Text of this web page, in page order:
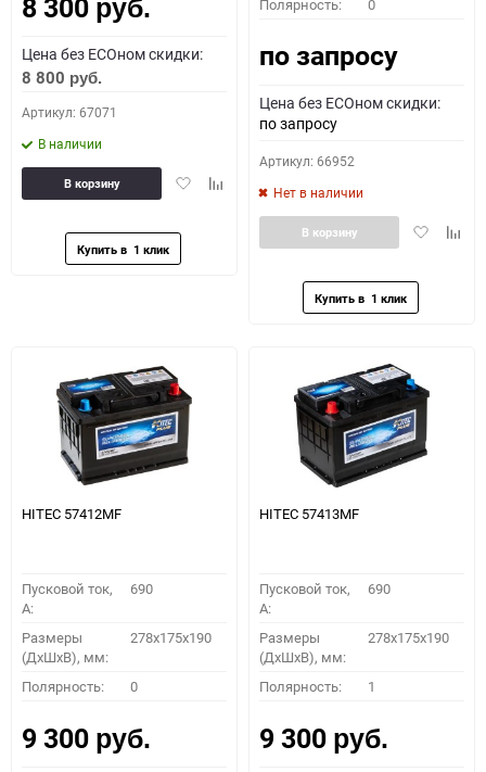
8 300 руб.
Цена без ECOном скидки:
8 800 руб.
Артикул: 67071
В наличии
ДобавитьДобавить
сравнению
В корзину
Полярность: 0
по запросу
Цена без ECOном скидки:
по запросу
Артикул: 66952
Нет в наличии
Добавить
В корзину
HITEC 57412MF
Пусковой ток,
A:
690
Размеры
(ДхШхВ), мм:
278x175x190
Полярность: 0
9 300 руб.
HITEC 57413MF
Пусковой ток,
A:
690
Размеры
(ДхШхВ), мм:
278x175x190
Полярность: 1
9 300 руб.